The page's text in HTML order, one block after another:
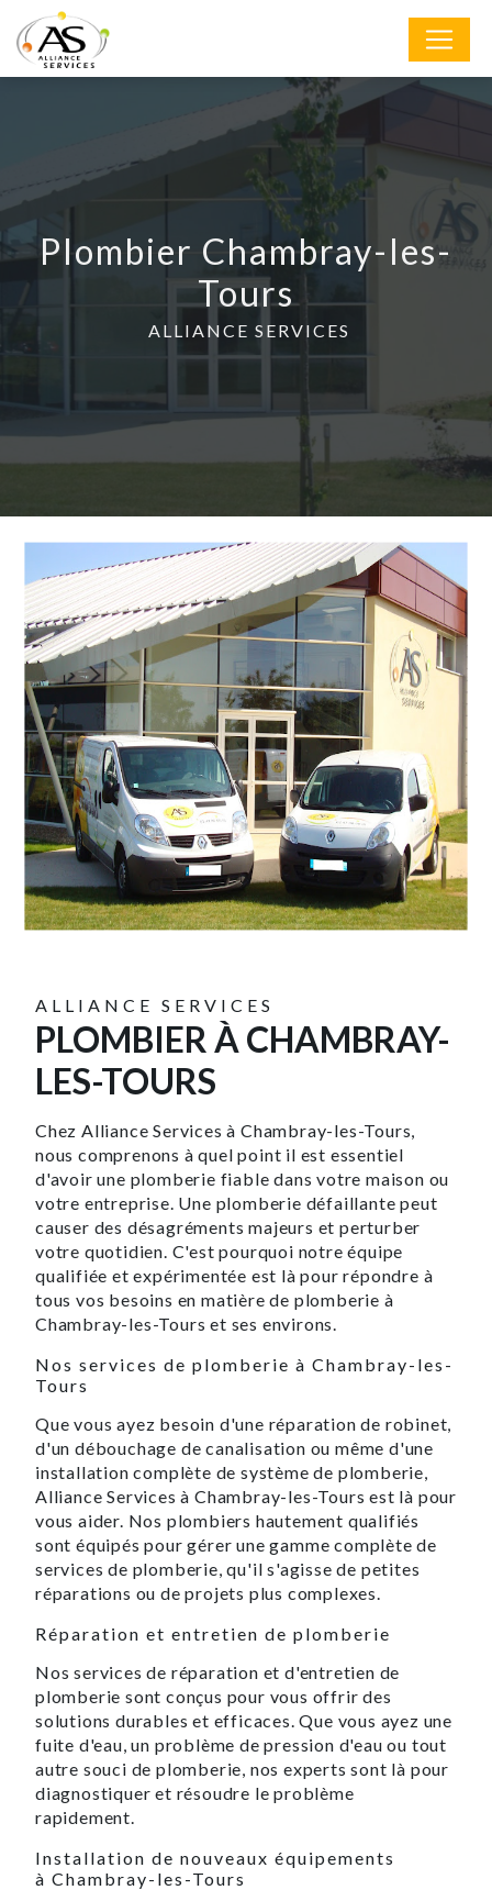
Plombier Chambray-les-
Tours
ALLIANCE SERVICES
ALLIANCE SERVICES
PLOMBIER À CHAMBRAY-
LES-TOURS
Chez Alliance Services à Chambray-les-Tours,
nous comprenons à quel point il est essentiel
d'avoir une plomberie fiable dans votre maison ou
votre entreprise. Une plomberie défaillante peut
causer des désagréments majeurs et perturber
votre quotidien. C'est pourquoi notre équipe
qualifiée et expérimentée est là pour répondre à
tous vos besoins en matière de plomberie à
Chambray-les-Tours et ses environs.
Nos services de plomberie à Chambray-les-
Tours
Que vous ayez besoin d'une réparation de robinet,
d'un débouchage de canalisation ou même d'une
installation complète de système de plomberie,
Alliance Services à Chambray-les-Tours est là pour
vous aider. Nos plombiers hautement qualifiés
sont équipés pour gérer une gamme complète de
services de plomberie, qu'il s'agisse de petites
réparations ou de projets plus complexes.
Réparation et entretien de plomberie
Nos services de réparation et d'entretien de
plomberie sont conçus pour vous offrir des
solutions durables et efficaces. Que vous ayez une
fuite d'eau, un problème de pression d'eau ou tout
autre souci de plomberie, nos experts sont là pour
diagnostiquer et résoudre le problème
rapidement.
Installation de nouveaux équipements
à Chambray-les-Tours
Panneau de gestion des cookies